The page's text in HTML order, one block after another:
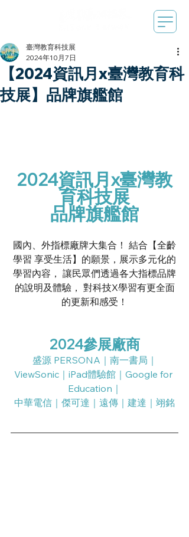
【2024資訊月x臺灣教育科
技展】品牌旗艦館
臺灣教育科技展
2024年10月7日
2024資訊月x臺灣教
育科技展
品牌旗艦館
國內、外指標廠牌大集合！ 結合【全齡
學習 享受生活】的願景，展示多元化的
學習內容， 讓民眾們透過各大指標品牌
的說明及體驗， 對科技X學習有更全面
的更新和感受！
2024參展廠商
盛源 PERSONA｜南一書局｜
ViewSonic｜iPad體驗館｜Google for
Education｜
中華電信｜傑可達｜遠傳｜建達｜翊銘